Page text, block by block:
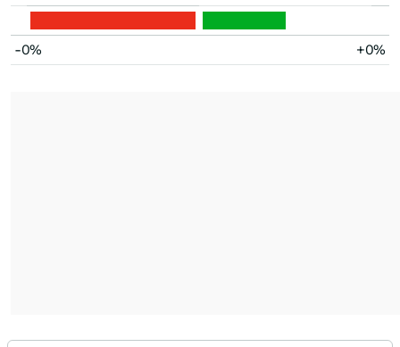
-0% +0%